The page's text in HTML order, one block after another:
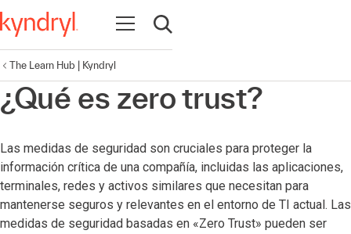
Abrir navegación
Abrir búsqueda
The Learn Hub | Kyndryl
¿Qué es zero trust?
Las medidas de seguridad son cruciales para proteger la
información crítica de una compañía, incluidas las aplicaciones,
terminales, redes y activos similares que necesitan para
mantenerse seguros y relevantes en el entorno de TI actual. Las
medidas de seguridad basadas en «Zero Trust» pueden ser